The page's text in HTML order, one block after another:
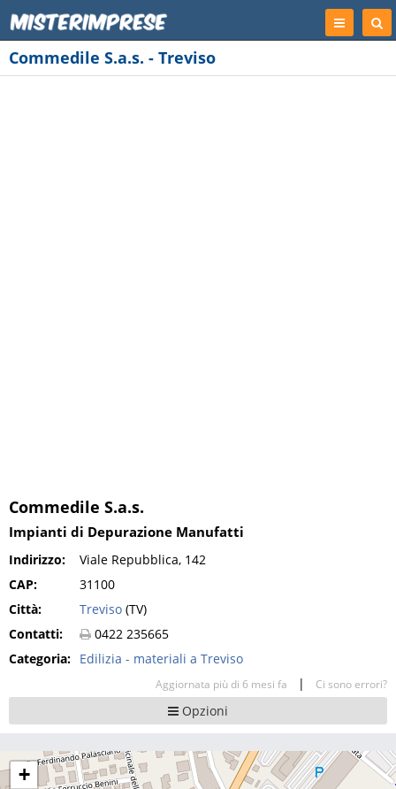
Registrati
Commedile S.a.s. - Treviso
Commedile S.a.s.
Impianti di Depurazione Manufatti
Indirizzo:
Viale Repubblica, 142
CAP:
31100
Città:
Treviso (TV)
Contatti:
0422 235665
Categoria: Edilizia - materiali a Treviso
Aggiornata più di 6 mesi fa | Ci sono errori?
Opzioni
+